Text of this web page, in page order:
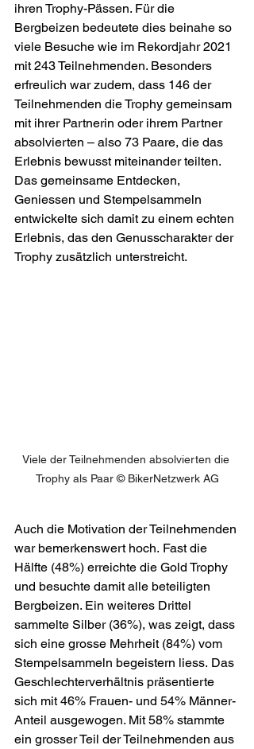
ihren Trophy-Pässen. Für die
Bergbeizen bedeutete dies beinahe so
viele Besuche wie im Rekordjahr 2021
mit 243 Teilnehmenden. Besonders
erfreulich war zudem, dass 146 der
Teilnehmenden die Trophy gemeinsam
mit ihrer Partnerin oder ihrem Partner
absolvierten – also 73 Paare, die das
Erlebnis bewusst miteinander teilten.
Das gemeinsame Entdecken,
Geniessen und Stempelsammeln
entwickelte sich damit zu einem echten
Erlebnis, das den Genusscharakter der
Trophy zusätzlich unterstreicht.
Viele der Teilnehmenden absolvierten die
Trophy als Paar © BikerNetzwerk AG
Auch die Motivation der Teilnehmenden
war bemerkenswert hoch. Fast die
Hälfte (48%) erreichte die Gold Trophy
und besuchte damit alle beteiligten
Bergbeizen. Ein weiteres Drittel
sammelte Silber (36%), was zeigt, dass
sich eine grosse Mehrheit (84%) vom
Stempelsammeln begeistern liess. Das
Geschlechterverhältnis präsentierte
sich mit 46% Frauen- und 54% Männer-
Anteil ausgewogen. Mit 58% stammte
ein grosser Teil der Teilnehmenden aus